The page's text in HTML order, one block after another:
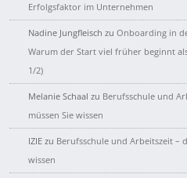
Erfolgsfaktor im Unternehmen
Nadine Jungfleisch zu Onboarding in
Warum der Start viel früher beginnt
1/2)
Melanie Schaal zu Berufsschule und
müssen Sie wissen
IZIE zu Berufsschule und Arbeitszeit –
wissen